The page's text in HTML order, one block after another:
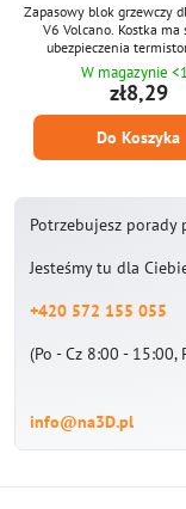
Zapasowy blok grzewczy
V6 Volcano. Kostka ma
ubezpieczenia
W magazynie
zł8,29
Do Koszyka
Potrzebujesz porady
Jesteśmy tu dla
+420 572 155 055
(Po - Cz 8:00 - 15:00,
info@na3D.pl